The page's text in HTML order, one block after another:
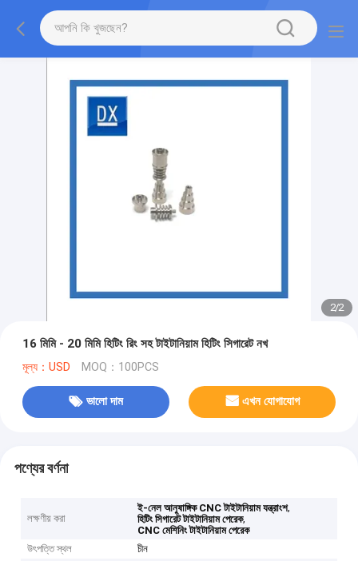
2/2
16 মিমি - 20 মিমি হিটিং রিং সহ টাইটানিয়াম হিটিং সিগারেট নখ
মূল্য：USD MOQ：100PCS
ভালো দাম এখন যোগাযোগ
পণ্যের বর্ণনা
লক্ষণীয় করা
ই-নেল আনুষাঙ্গিক CNC টাইটানিয়াম যন্ত্রাংশ,
হিটিং সিগারেট টাইটানিয়াম পেরেক,
CNC মেশিনিং টাইটানিয়াম পেরেক
উৎপত্তি স্থল
চীন